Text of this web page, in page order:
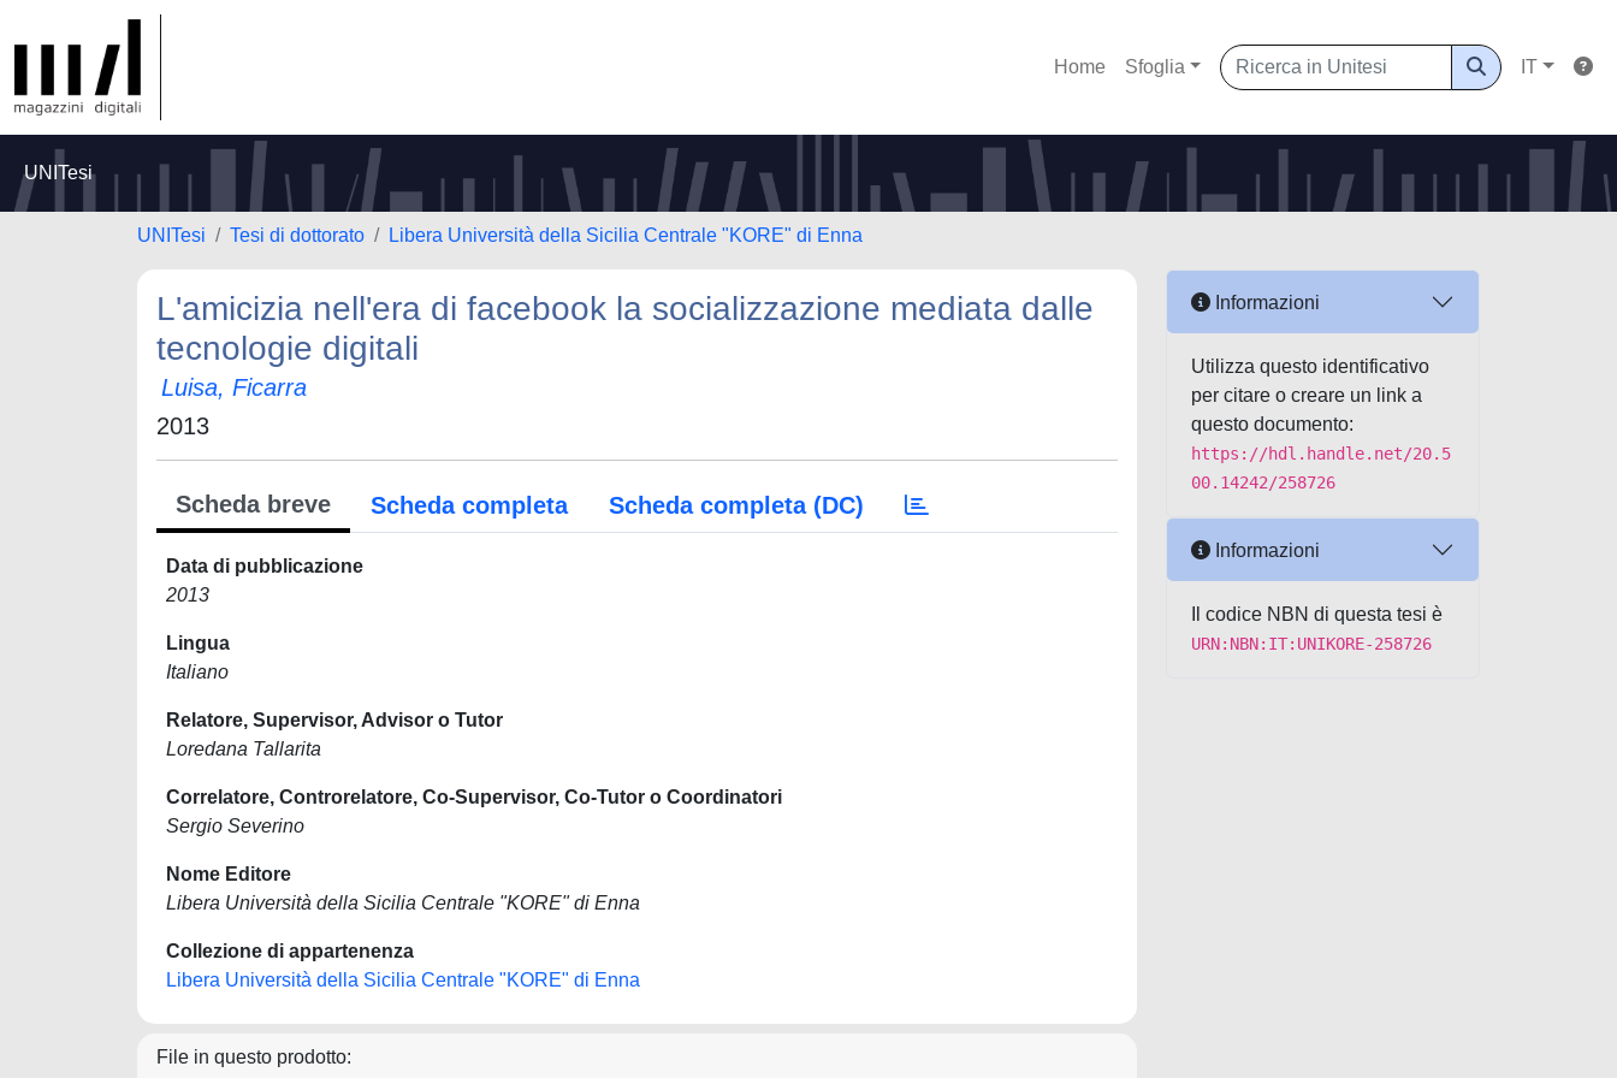
Home Sfoglia IT
UNITesi
UNITesi Tesi di dottorato Libera Università della Sicilia Centrale "KORE" di Enna
L'amicizia nell'era di facebook la socializzazione mediata dalle
tecnologie digitali
Luisa, Ficarra
2013
Scheda breve Scheda completa Scheda completa (DC)
Data di pubblicazione
2013
Lingua
Italiano
Relatore, Supervisor, Advisor o Tutor
Loredana Tallarita
Correlatore, Controrelatore, Co-Supervisor, Co-Tutor o Coordinatori
Sergio Severino
Nome Editore
Libera Università della Sicilia Centrale "KORE" di Enna
Collezione di appartenenza
Libera Università della Sicilia Centrale "KORE" di Enna
File in questo prodotto:
Informazioni
Utilizza questo identificativo
per citare o creare un link a
questo documento:
https://hdl.handle.net/20.5
00.14242/258726
Informazioni
Il codice NBN di questa tesi è
URN:NBN:IT:UNIKORE-258726